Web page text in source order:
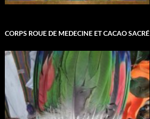
CORPS ROUE DE MEDECINE ET CACAO SACRÉ